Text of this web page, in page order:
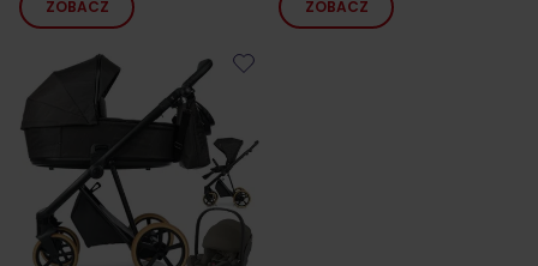
ZOBACZ
ZOBACZ